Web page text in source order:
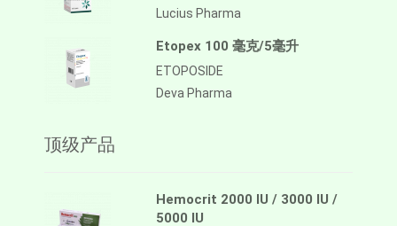
Lucius Pharma
Etopex 100 毫克/5毫升
ETOPOSIDE
Deva Pharma
顶级产品
Hemocrit 2000 IU / 3000 IU /
5000 IU